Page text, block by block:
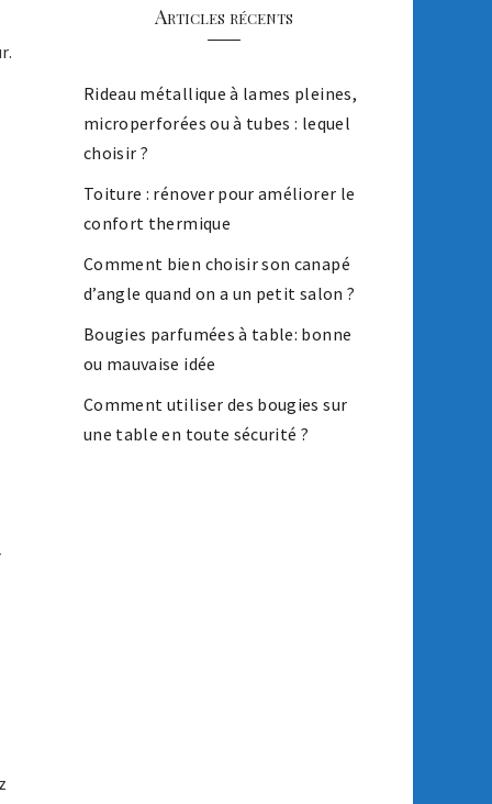
Articles récents
Rideau métallique à lames pleines,
microperforées ou à tubes : lequel
choisir ?
Toiture : rénover pour améliorer le
confort thermique
Comment bien choisir son canapé
d’angle quand on a un petit salon ?
Bougies parfumées à table: bonne
ou mauvaise idée
Comment utiliser des bougies sur
une table en toute sécurité ?